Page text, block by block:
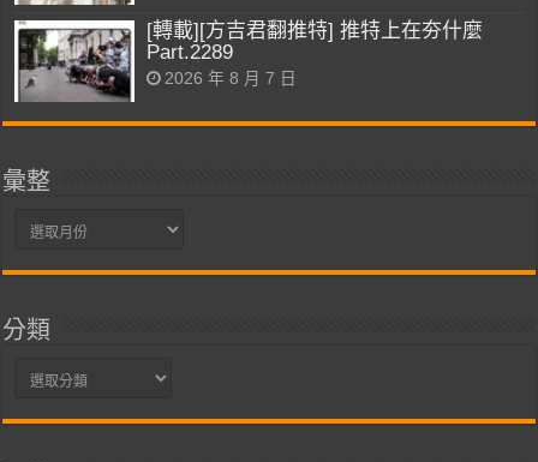
[轉載][方吉君翻推特] 推特上在夯什麼
Part.2289
2026 年 8 月 7 日
彙整
彙
分類
分